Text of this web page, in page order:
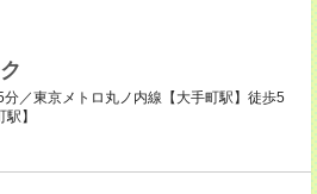
／東京メトロ丸ノ内線【大手町駅】徒歩5
】